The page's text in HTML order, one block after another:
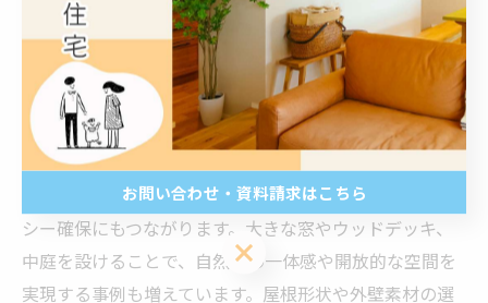
平屋住宅の外観デザインは、住まいの印象だけでなく、
日々の暮らしや快適性にも大きな影響を与えます。シン
プルモダンやナチュラル、和モダンなど、注文住宅なら
ではの多彩なスタイルから選択できるため、家族の個性
や地域の景観とも調和しやすいです。
外観デザインを工夫することで、採光や通風、プライバ
シー確保にもつながります。大きな窓やウッドデッキ、
中庭を設けることで、自然との一体感や開放的な空間を
実現する事例も増えています。屋根形状や外壁素材の選
お問い合わせ・資料請求はこちら
お問い合わせ・資料請求はこちら